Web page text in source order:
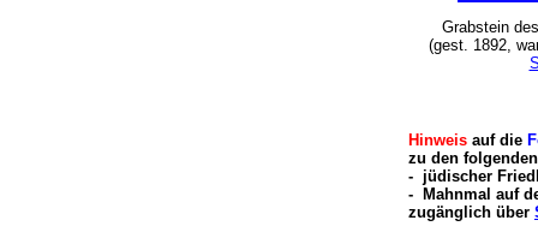
Grabstein
(gest. 1892,
Hinweis auf die
zu den
- jüdischer
- Mahnmal auf
zugänglich über